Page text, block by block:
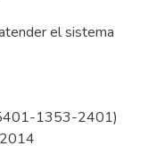
el sistema
1353-2401)